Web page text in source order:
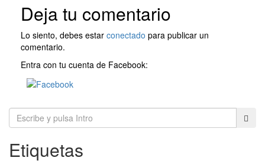
Deja tu comentario
Lo siento, debes estar conectado para publicar un
comentario.
Entra con tu cuenta de Facebook:
Etiquetas